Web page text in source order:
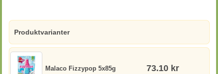
Produktvarianter
Malaco Fizzypop 5x85g 73.10 kr